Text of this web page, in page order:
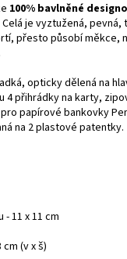
100% bavlněné
Celá je vyztužená,
přesto působí měkce,
opticky dělená na
4 přihrádky na karty,
papírové bankovky
na 2 plastové patentky.
11 x 11 cm
(v x š)